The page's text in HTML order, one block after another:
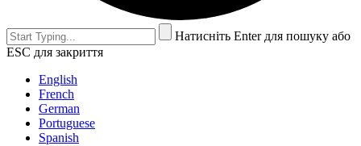
Натисніть Enter для пошуку або
ESC для закриття
English
French
German
Portuguese
Spanish